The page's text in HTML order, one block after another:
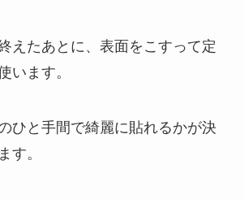
えたあとに、表面をこすって定
います。
ひと手間で綺麗に貼れるかが決
す。